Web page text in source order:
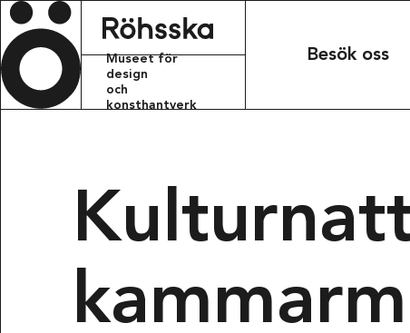
Museet för
design
och
konsthantverk
Besök oss
+46 31 368 31
Röhsska museet
Vasagatan 37-